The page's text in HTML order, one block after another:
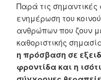
Παρά τις σημαντικές
ενημέρωση του
ανθρώπων που ζουν
καθοριστικής
η πρόσβαση σε
φροντίδα και η